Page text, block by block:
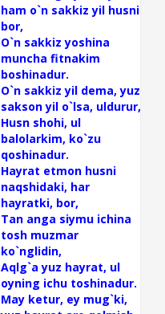
ham o`n sakkiz yil husni
bor,
O`n sakkiz yoshina
muncha fitnakim
boshinadur.
O`n sakkiz yil dema, yuz
sakson yil o`lsa, uldurur,
Husn shohi, ul
balolarkim, ko`zu
qoshinadur.
Hayrat etmon husni
naqshidaki, har
hayratki, bor,
Tan anga siymu ichina
tosh muzmar
ko`nglidin,
Aqlg`a yuz hayrat, ul
oyning ichu toshinadur.
May ketur, ey mug`ki,